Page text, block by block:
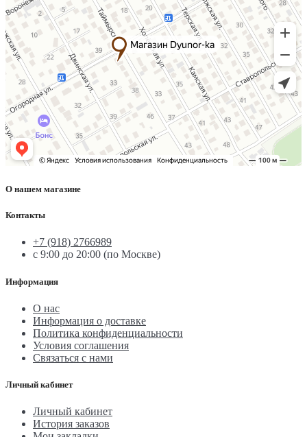
О нашем магазине
Контакты
+7 (918) 2766989
с 9:00 до 20:00 (по Москве)
Информация
О нас
Информация о доставке
Политика конфиденциальности
Условия соглашения
Связаться с нами
Личный кабинет
Личный кабинет
История заказов